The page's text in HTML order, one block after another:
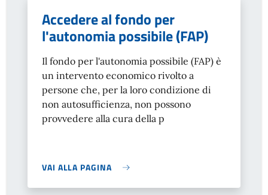
Accedere al fondo per
l'autonomia possibile (FAP)
Il fondo per l'autonomia possibile (FAP) è
un intervento economico rivolto a
persone che, per la loro condizione di
non autosufficienza, non possono
provvedere alla cura della p
VAI ALLA PAGINA